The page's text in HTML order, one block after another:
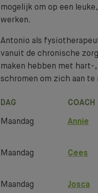
mogelijk om op een
werken.
Antonio als
vanuit de chronische
maken hebben met hart-
schromen om zich aan te
DAG COACH
Maandag Annie
Maandag Cees
Maandag Josca
Wij helpen